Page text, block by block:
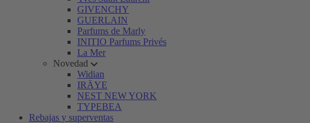
GIVENCHY
GUERLAIN
Parfums de Marly
INITIO Parfums Privés
La Mer
Novedad
Widian
IRÄYE
NEST NEW YORK
TYPEBEA
Rebajas y superventas